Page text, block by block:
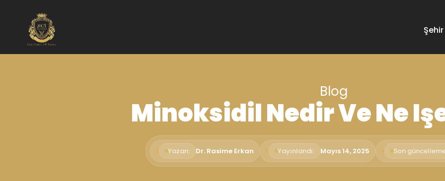
Blog
Minoksidil Nedir Ve Ne
Yazan: Dr. Rasime Erkan Yayınlandı: Mayıs 14, 2025 Son